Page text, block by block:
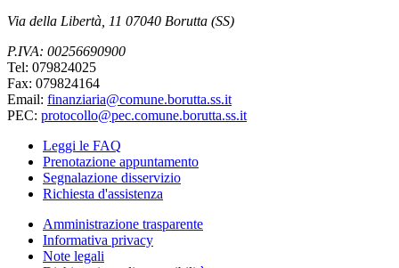
Via della Libertà, 11 07040 Borutta (SS)
P.IVA: 00256690900
Tel: 079824025
Fax: 079824164
Email: finanziaria@comune.borutta.ss.it
PEC: protocollo@pec.comune.borutta.ss.it
Leggi le FAQ
Prenotazione appuntamento
Segnalazione disservizio
Richiesta d'assistenza
Amministrazione trasparente
Informativa privacy
Note legali